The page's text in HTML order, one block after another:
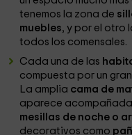
tenemos la zona de
muebles, y por el otro
todos los comensales.
Cada una de las
compuesta por un
La amplia cama de
aparece
mesillas de noche o
decorativos como